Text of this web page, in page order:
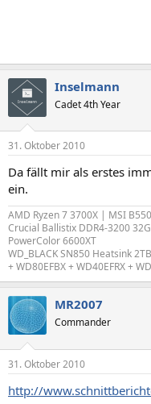
Inselmann
Cadet 4th Year
31. Oktober 2010
Da fällt mir als erstes
ein.
AMD Ryzen 7 3700X | MSI
Crucial Ballistix DDR4-3200
PowerColor 6600XT
WD_BLACK SN850 Heatsink
+ WD80EFBX + WD40EFRX +
MR2007
Commander
31. Oktober 2010
http://